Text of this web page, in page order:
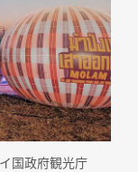
国政府観光庁